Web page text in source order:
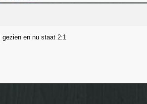
gezien en nu staat 2:1